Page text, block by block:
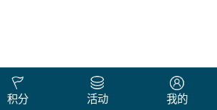
积分 活动 我的